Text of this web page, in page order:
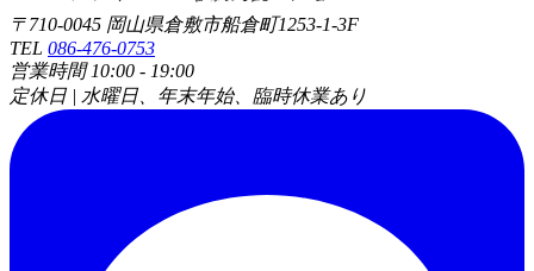
〒710-0045 岡山県倉敷市船倉町1253-1-3F
TEL 086-476-0753
営業時間 10:00 - 19:00
定休日 | 水曜日、年末年始、臨時休業あり